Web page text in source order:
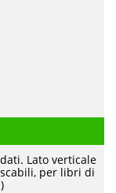
Lato verticale
per libri di